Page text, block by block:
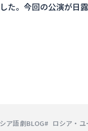
た。今回の公演が日
ア語劇BLOG ロシア・